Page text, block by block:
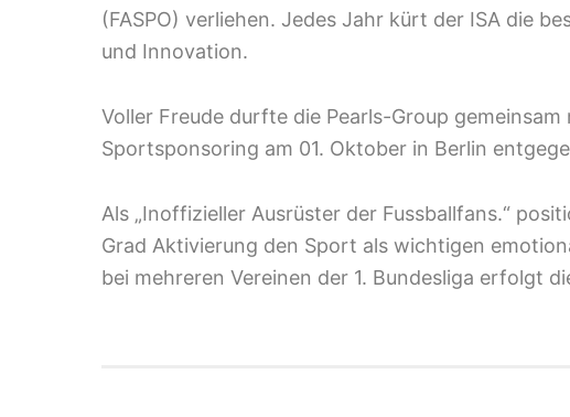
(FASPO) verliehen. Jedes Jahr kürt der ISA die
und Innovation.
Voller Freude durfte die Pearls-Group
Sportsponsoring am 01. Oktober in Berlin
Als „Inoffizieller Ausrüster der Fussballfans.“
Grad Aktivierung den Sport als wichtigen
bei mehreren Vereinen der 1. Bundesliga erfolgt